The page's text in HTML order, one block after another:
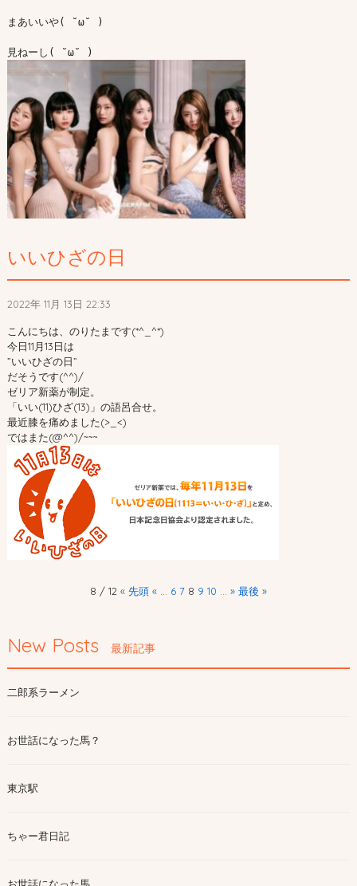
まあいいや( ˘ω˘ )
いいひざの日
2022年 11月 13日 22:33
こんにちは、のりたまです(*^_^*)
今日11月13日は
”いいひざの日”
だそうです(^^)/
ゼリア新薬が制定。
「いい(11)ひざ(13)」の語呂合せ。
最近膝を痛めました(>_<)
ではまた(@^^)/~~~
8 / 12 « 先頭 « ... 6 7 8 9 10 ... » 最後 »
New Posts 最新記事
二郎系ラーメン
お世話になった馬？
東京駅
ちゃー君日記